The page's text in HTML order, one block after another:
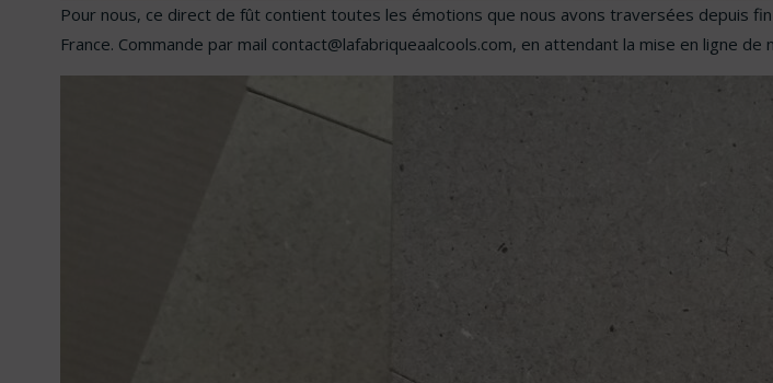
Pour nous, ce direct de fût contient toutes les émotions que nous avons traversées depuis
France. Commande par mail contact@lafabriqueaalcools.com, en attendant la mise en ligne de